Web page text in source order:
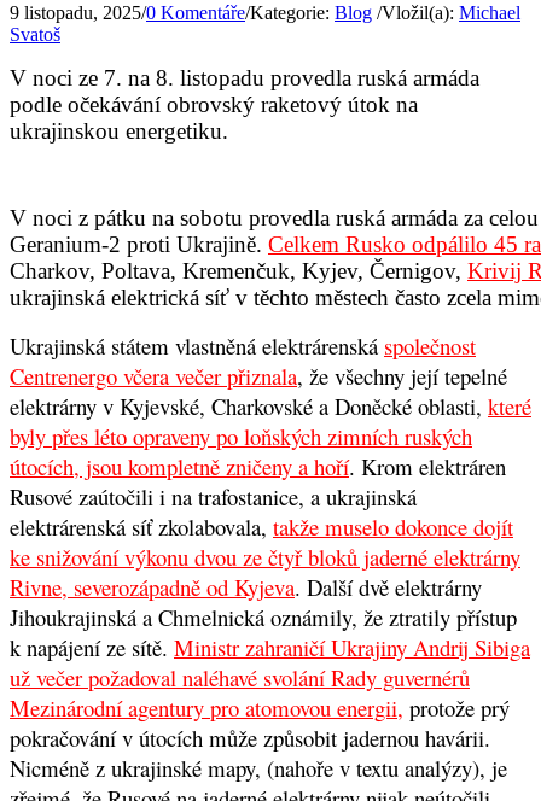
9 listopadu, 2025/0 Komentáře/Kategorie: Blog /Vložil(a): Michael
Svatoš
V noci ze 7. na 8. listopadu provedla ruská armáda
podle očekávání obrovský raketový útok na
ukrajinskou energetiku.
V noci z pátku na sobotu provedla ruská armáda za
Geranium-2 proti Ukrajině. Celkem Rusko odpálilo 45
Charkov, Poltava, Kremenčuk, Kyjev, Černigov, Krivij
ukrajinská elektrická síť v těchto městech často zcela
Ukrajinská státem vlastněná elektrárenská společnost
Centrenergo včera večer přiznala, že všechny její tepelné
elektrárny v Kyjevské, Charkovské a Doněcké oblasti, které
byly přes léto opraveny po loňských zimních ruských
útocích, jsou kompletně zničeny a hoří. Krom elektráren
Rusové zaútočili i na trafostanice, a ukrajinská
elektrárenská síť zkolabovala, takže muselo dokonce dojít
ke snižování výkonu dvou ze čtyř bloků jaderné elektrárny
Rivne, severozápadně od Kyjeva. Další dvě elektrárny
Jihoukrajinská a Chmelnická oznámily, že ztratily přístup
k napájení ze sítě. Ministr zahraničí Ukrajiny Andrij Sibiga
už večer požadoval naléhavé svolání Rady guvernérů
Mezinárodní agentury pro atomovou energii, protože prý
pokračování v útocích může způsobit jadernou havárii.
Nicméně z ukrajinské mapy, (nahoře v textu analýzy), je